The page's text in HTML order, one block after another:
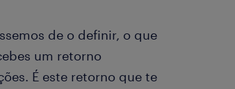
de o definir, o que
um retorno
É este retorno que te